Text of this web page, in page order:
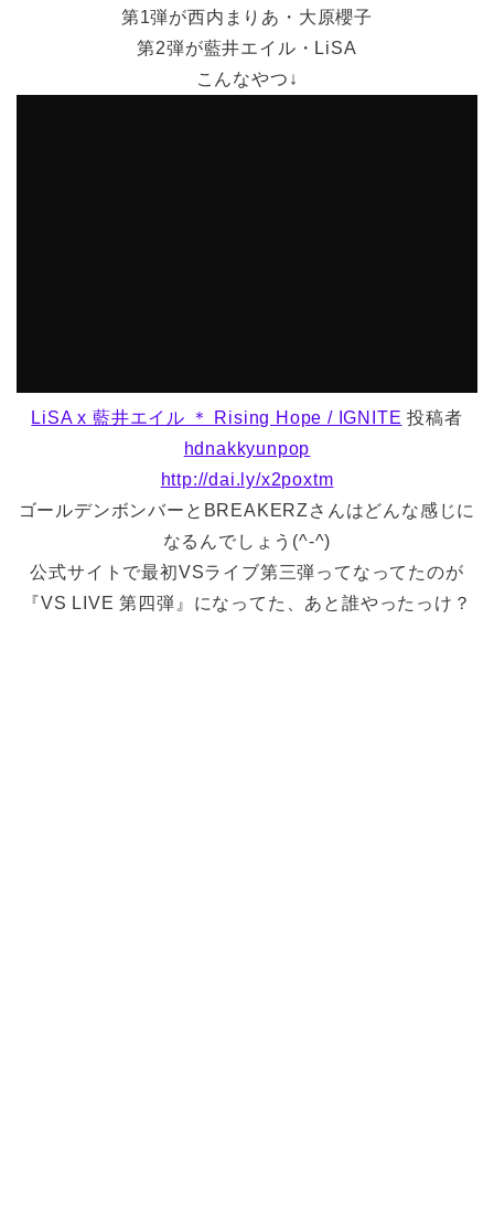
第1弾が西内まりあ・大原櫻子
第2弾が藍井エイル・LiSA
こんなやつ↓
LiSA x 藍井エイル ＊ Rising Hope / IGNITE 投稿者
hdnakkyunpop
http://dai.ly/x2poxtm
ゴールデンボンバーとBREAKERZさんはどんな感じに
なるんでしょう(^-^)
公式サイトで最初VSライブ第三弾ってなってたのが
『VS LIVE 第四弾』になってた、あと誰やったっけ？